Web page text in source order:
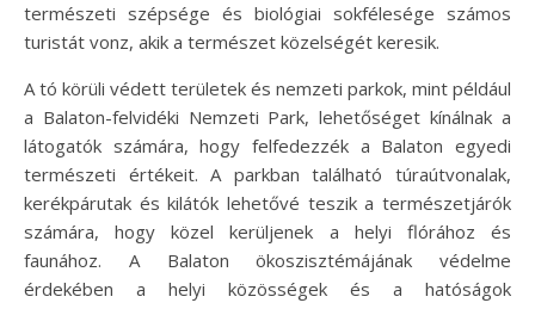
természeti szépsége és biológiai sokfélesége számos
turistát vonz, akik a természet közelségét keresik.
A tó körüli védett területek és nemzeti parkok, mint például
a Balaton-felvidéki Nemzeti Park, lehetőséget kínálnak a
látogatók számára, hogy felfedezzék a Balaton egyedi
természeti értékeit. A parkban található túraútvonalak,
kerékpárutak és kilátók lehetővé teszik a természetjárók
számára, hogy közel kerüljenek a helyi flórához és
faunához. A Balaton ökoszisztémájának védelme
érdekében a helyi közösségek és a hatóságok